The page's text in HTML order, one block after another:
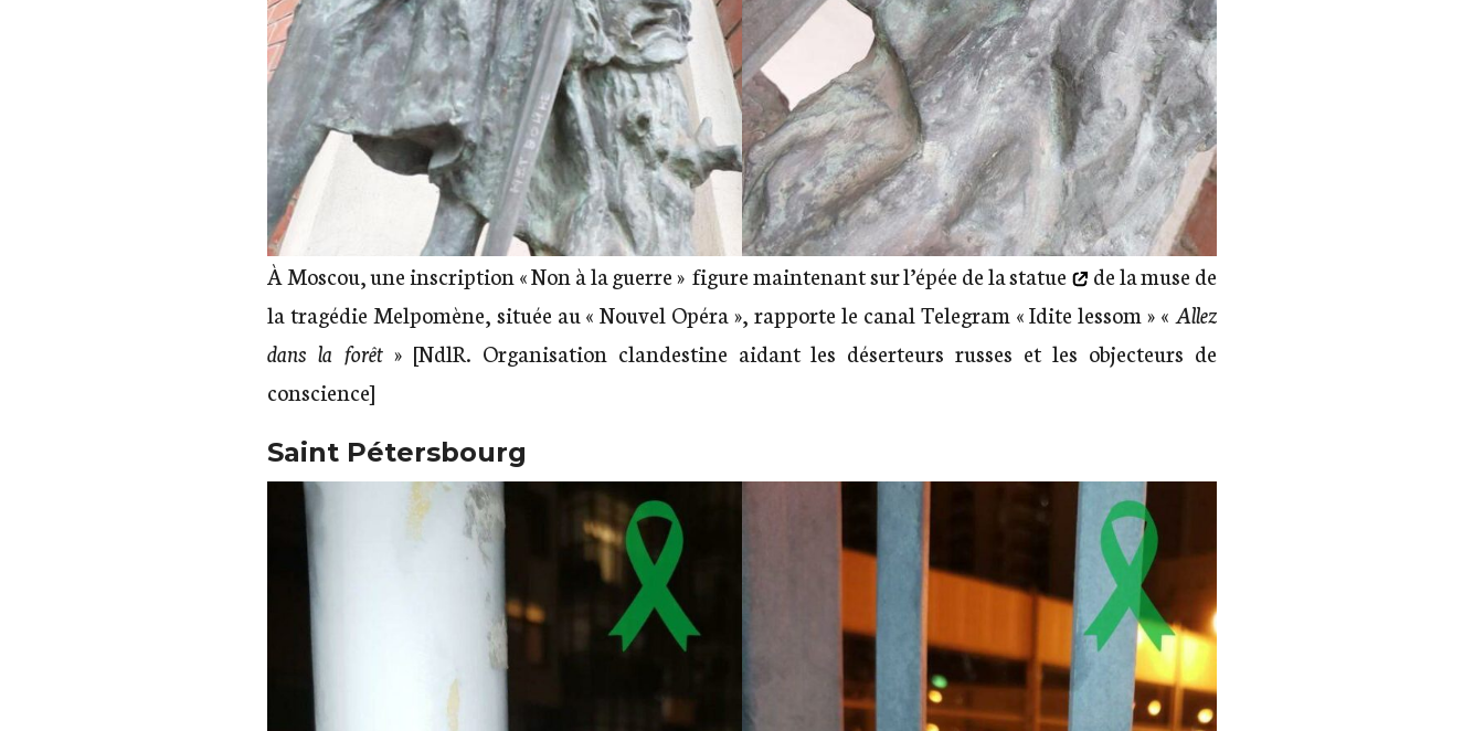
À Moscou, une inscription « Non à la guerre » figure maintenantsur l’épée de la statue
de la muse de
la tragédie Melpomène, située au « Nouvel Opéra », rapporte le canal Telegram « Idite lessom » « Allez
dans la forêt» [NdlR. Organisation clandestine aidant les déserteurs russes et les objecteurs de
conscience]
Saint Pétersbourg